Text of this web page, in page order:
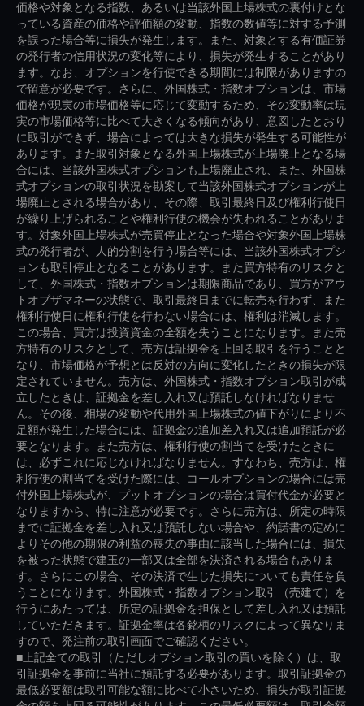
価格や対象となる指数、あるいは当該外国上場株式の裏付けとな
っている資産の価格や評価額の変動、指数の数値等に対する予測
を誤った場合等に損失が発生します。また、対象とする有価証券
の発行者の信用状況の変化等により、損失が発生することがあり
ます。なお、オプションを行使できる期間には制限がありますの
で留意が必要です。さらに、外国株式・指数オプションは、市場
価格が現実の市場価格等に応じて変動するため、その変動率は現
実の市場価格等に比べて大きくなる傾向があり、意図したとおり
に取引ができず、場合によっては大きな損失が発生する可能性が
あります。また取引対象となる外国上場株式が上場廃止となる場
合には、当該外国株式オプションも上場廃止され、また、外国株
式オプションの取引状況を勘案して当該外国株式オプションが上
場廃止とされる場合があり、その際、取引最終日及び権利行使日
が繰り上げられることや権利行使の機会が失われることがありま
す。対象外国上場株式が売買停止となった場合や対象外国上場株
式の発行者が、人的分割を行う場合等には、当該外国株式オプシ
ョンも取引停止となることがあります。また買方特有のリスクと
して、外国株式・指数オプションは期限商品であり、買方がアウ
トオブザマネーの状態で、取引最終日までに転売を行わず、また
権利行使日に権利行使を行わない場合には、権利は消滅します。
この場合、買方は投資資金の全額を失うことになります。また売
方特有のリスクとして、売方は証拠金を上回る取引を行うことと
なり、市場価格が予想とは反対の方向に変化したときの損失が限
定されていません。売方は、外国株式・指数オプション取引が成
立したときは、証拠金を差し入れ又は預託しなければなりませ
ん。その後、相場の変動や代用外国上場株式の値下がりにより不
足額が発生した場合には、証拠金の追加差入れ又は追加預託が必
要となります。また売方は、権利行使の割当てを受けたときに
は、必ずこれに応じなければなりません。すなわち、売方は、権
利行使の割当てを受けた際には、コールオプションの場合には売
付外国上場株式が、プットオプションの場合は買付代金が必要と
なりますから、特に注意が必要です。さらに売方は、所定の時限
までに証拠金を差し入れ又は預託しない場合や、約諾書の定めに
よりその他の期限の利益の喪失の事由に該当した場合には、損失
を被った状態で建玉の一部又は全部を決済される場合もありま
す。さらにこの場合、その決済で生じた損失についても責任を負
うことになります。外国株式・指数オプション取引（売建て）を
行うにあたっては、所定の証拠金を担保として差し入れ又は預託
していただきます。証拠金率は各銘柄のリスクによって異なりま
すので、発注前の取引画面でご確認ください。
■上記全ての取引（ただしオプション取引の買いを除く）は、取
引証拠金を事前に当社に預託する必要があります。取引証拠金の
最低必要額は取引可能な額に比べて小さいため、損失が取引証拠